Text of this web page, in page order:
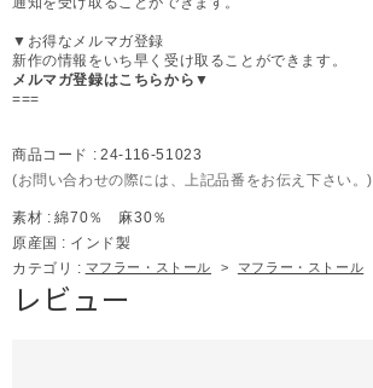
▼お得なメルマガ登録
新作の情報をいち早く受け取ることができます。
メルマガ登録はこちらから▼
===
商品コード : 24-116-51023
(お問い合わせの際には、上記品番をお伝え下さい。)
素材 : 綿70％ 麻30％
原産国 : インド製
カテゴリ : マフラー・ストール > マフラー・ストール
レビュー